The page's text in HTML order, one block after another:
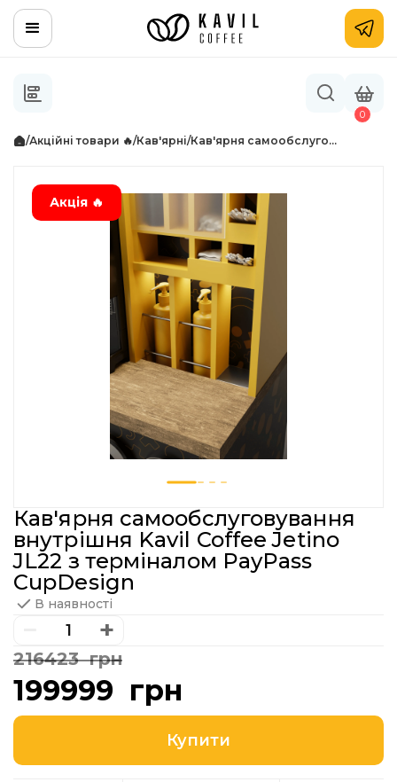
0
/Акційні товари 🔥/Кав'ярні/Кав'ярня самообслуго...
Акція 🔥
Кав'ярня самообслуговування
внутрішня Kavil Coffee Jetino
JL22 з терміналом PayPass
CupDesign
В наявності
+
216423 грн
199999 грн